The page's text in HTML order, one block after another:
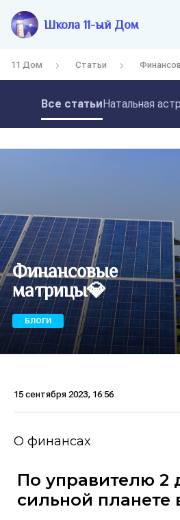
Школа 11-ый Дом
11 Дом Статьи
Все статьиНатальная
Финансовые
матрицы💎
БЛОГИ
15 сентября 2023, 16:56
О финансах
По управителю 2
сильной планете